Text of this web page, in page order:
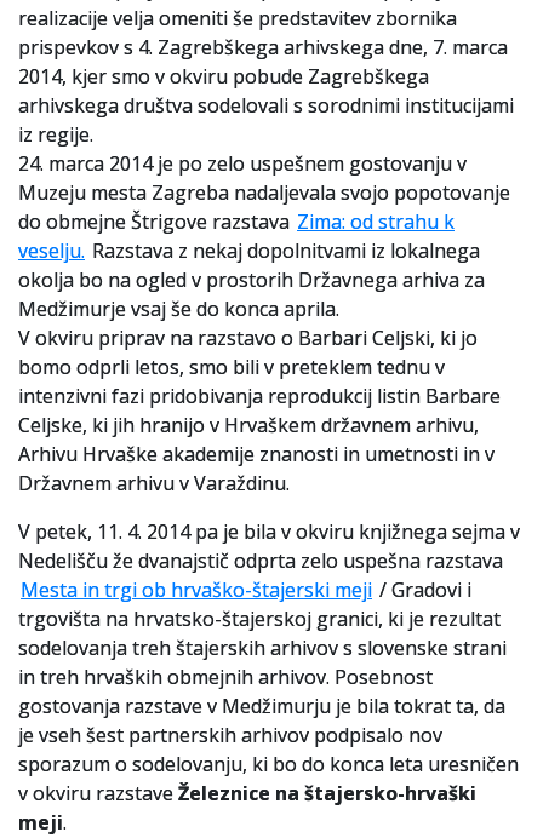
Arhivske škatle
Projekti
Slovenski elektronski arhiv
Anonimka
Virtualni.ZAC
Publikacije
realizacije velja omeniti še predstavitev zbornika
prispevkov s 4. Zagrebškega arhivskega dne, 7. marca
2014, kjer smo v okviru pobude Zagrebškega
arhivskega društva sodelovali s sorodnimi institucijami
iz regije.
24. marca 2014 je po zelo uspešnem gostovanju v
Muzeju mesta Zagreba nadaljevala svojo popotovanje
do obmejne Štrigove razstava Zima: od strahu k
veselju. Razstava z nekaj dopolnitvami iz lokalnega
okolja bo na ogled v prostorih Državnega arhiva za
Medžimurje vsaj še do konca aprila.
V okviru priprav na razstavo o Barbari Celjski, ki jo
bomo odprli letos, smo bili v preteklem tednu v
intenzivni fazi pridobivanja reprodukcij listin Barbare
Celjske, ki jih hranijo v Hrvaškem državnem arhivu,
Arhivu Hrvaške akademije znanosti in umetnosti in v
Državnem arhivu v Varaždinu.
V petek, 11. 4. 2014 pa je bila v okviru knjižnega sejma v
Nedelišču že dvanajstič odprta zelo uspešna razstava
Mesta in trgi ob hrvaško-štajerski meji / Gradovi i
trgovišta na hrvatsko-štajerskoj granici, ki je rezultat
sodelovanja treh štajerskih arhivov s slovenske strani
in treh hrvaških obmejnih arhivov. Posebnost
gostovanja razstave v Medžimurju je bila tokrat ta, da
je vseh šest partnerskih arhivov podpisalo nov
sporazum o sodelovanju, ki bo do konca leta uresničen
v okviru razstaveŽeleznice na štajersko-hrvaški
meji.